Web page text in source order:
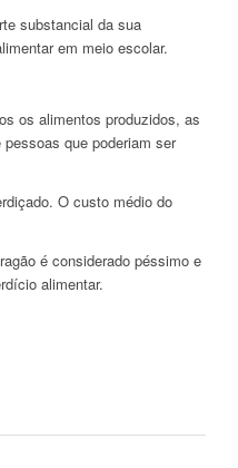
substancial da sua
em meio escolar.
os alimentos produzidos, as
que poderiam ser
O custo médio do
é considerado péssimo e
alimentar.